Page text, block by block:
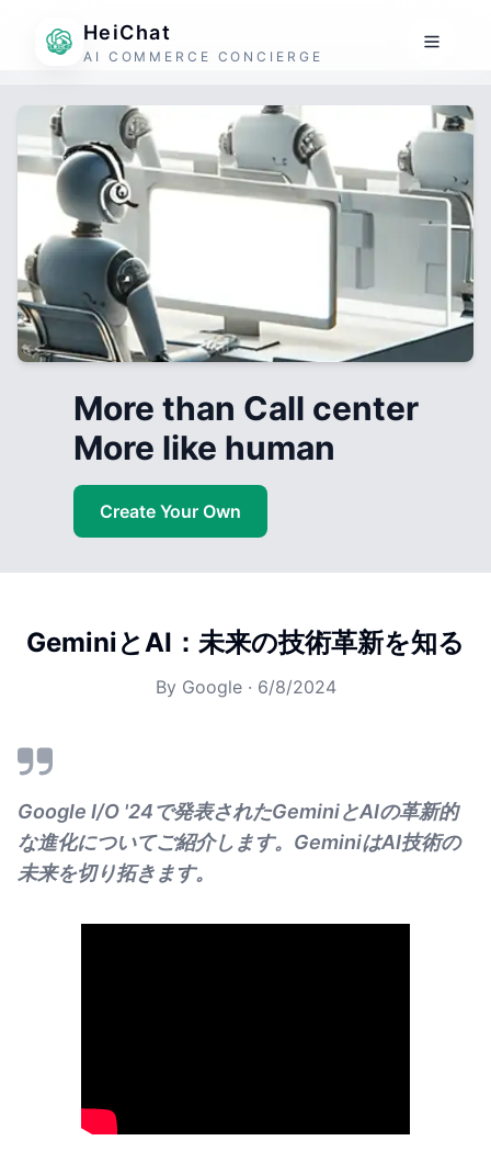
HeiChat
AI COMMERCE CONCIERGE
More than Call center
More like human
Create Your Own
GeminiとAI：未来の技術革新を知る
By Google· 6/8/2024
Google I/O '24で発表されたGeminiとAIの革新的
な進化についてご紹介します。GeminiはAI技術の
未来を切り拓きます。